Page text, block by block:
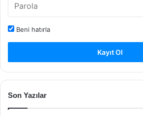
Beni hatırla
Kayıt Ol
Son Yazılar